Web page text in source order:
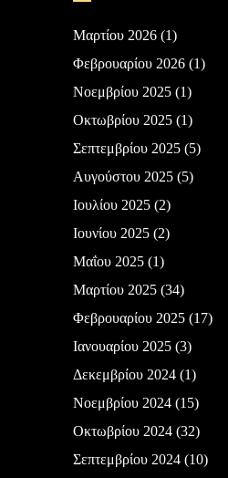
Μαρτίου 2026(1)
Φεβρουαρίου 2026(1)
Νοεμβρίου 2025(1)
Οκτωβρίου 2025(1)
Σεπτεμβρίου 2025(5)
Αυγούστου 2025(5)
Ιουλίου 2025(2)
Ιουνίου 2025(2)
Μαΐου 2025(1)
Μαρτίου 2025(34)
Φεβρουαρίου 2025(17)
Ιανουαρίου 2025(3)
Δεκεμβρίου 2024(1)
Νοεμβρίου 2024(15)
Οκτωβρίου 2024(32)
Σεπτεμβρίου 2024(10)